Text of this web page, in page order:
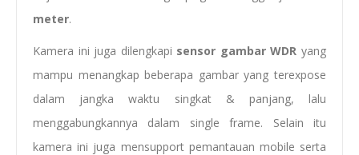
meter.
Kamera ini juga dilengkapi sensor gambar WDR yang
mampu menangkap beberapa gambar yang terexpose
dalam jangka waktu singkat & panjang, lalu
menggabungkannya dalam single frame. Selain itu
kamera ini juga mensupport pemantauan mobile serta